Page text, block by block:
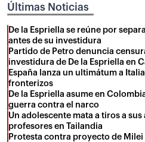
Últimas Noticias
De la Espriella se reúne por
antes de su investidura
Partido de Petro denuncia
investidura de De la Espriella en
España lanza un ultimátum a
fronterizos
De la Espriella asume en
guerra contra el narco
Un adolescente mata a tiros a
profesores en Tailandia
Protesta contra proyecto de